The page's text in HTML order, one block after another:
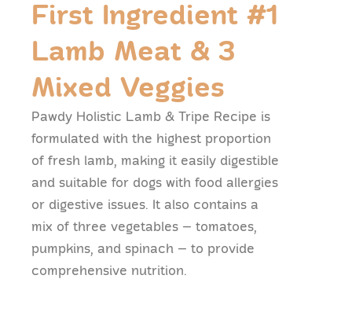
First Ingredient #1
Lamb Meat & 3
Mixed Veggies
Pawdy Holistic Lamb & Tripe Recipe is
formulated with the highest proportion
of fresh lamb, making it easily digestible
and suitable for dogs with food allergies
or digestive issues. It also contains a
mix of three vegetables – tomatoes,
pumpkins, and spinach – to provide
comprehensive nutrition.